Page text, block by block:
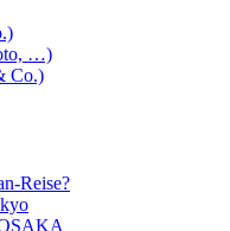
…)
Co.)
Reise?